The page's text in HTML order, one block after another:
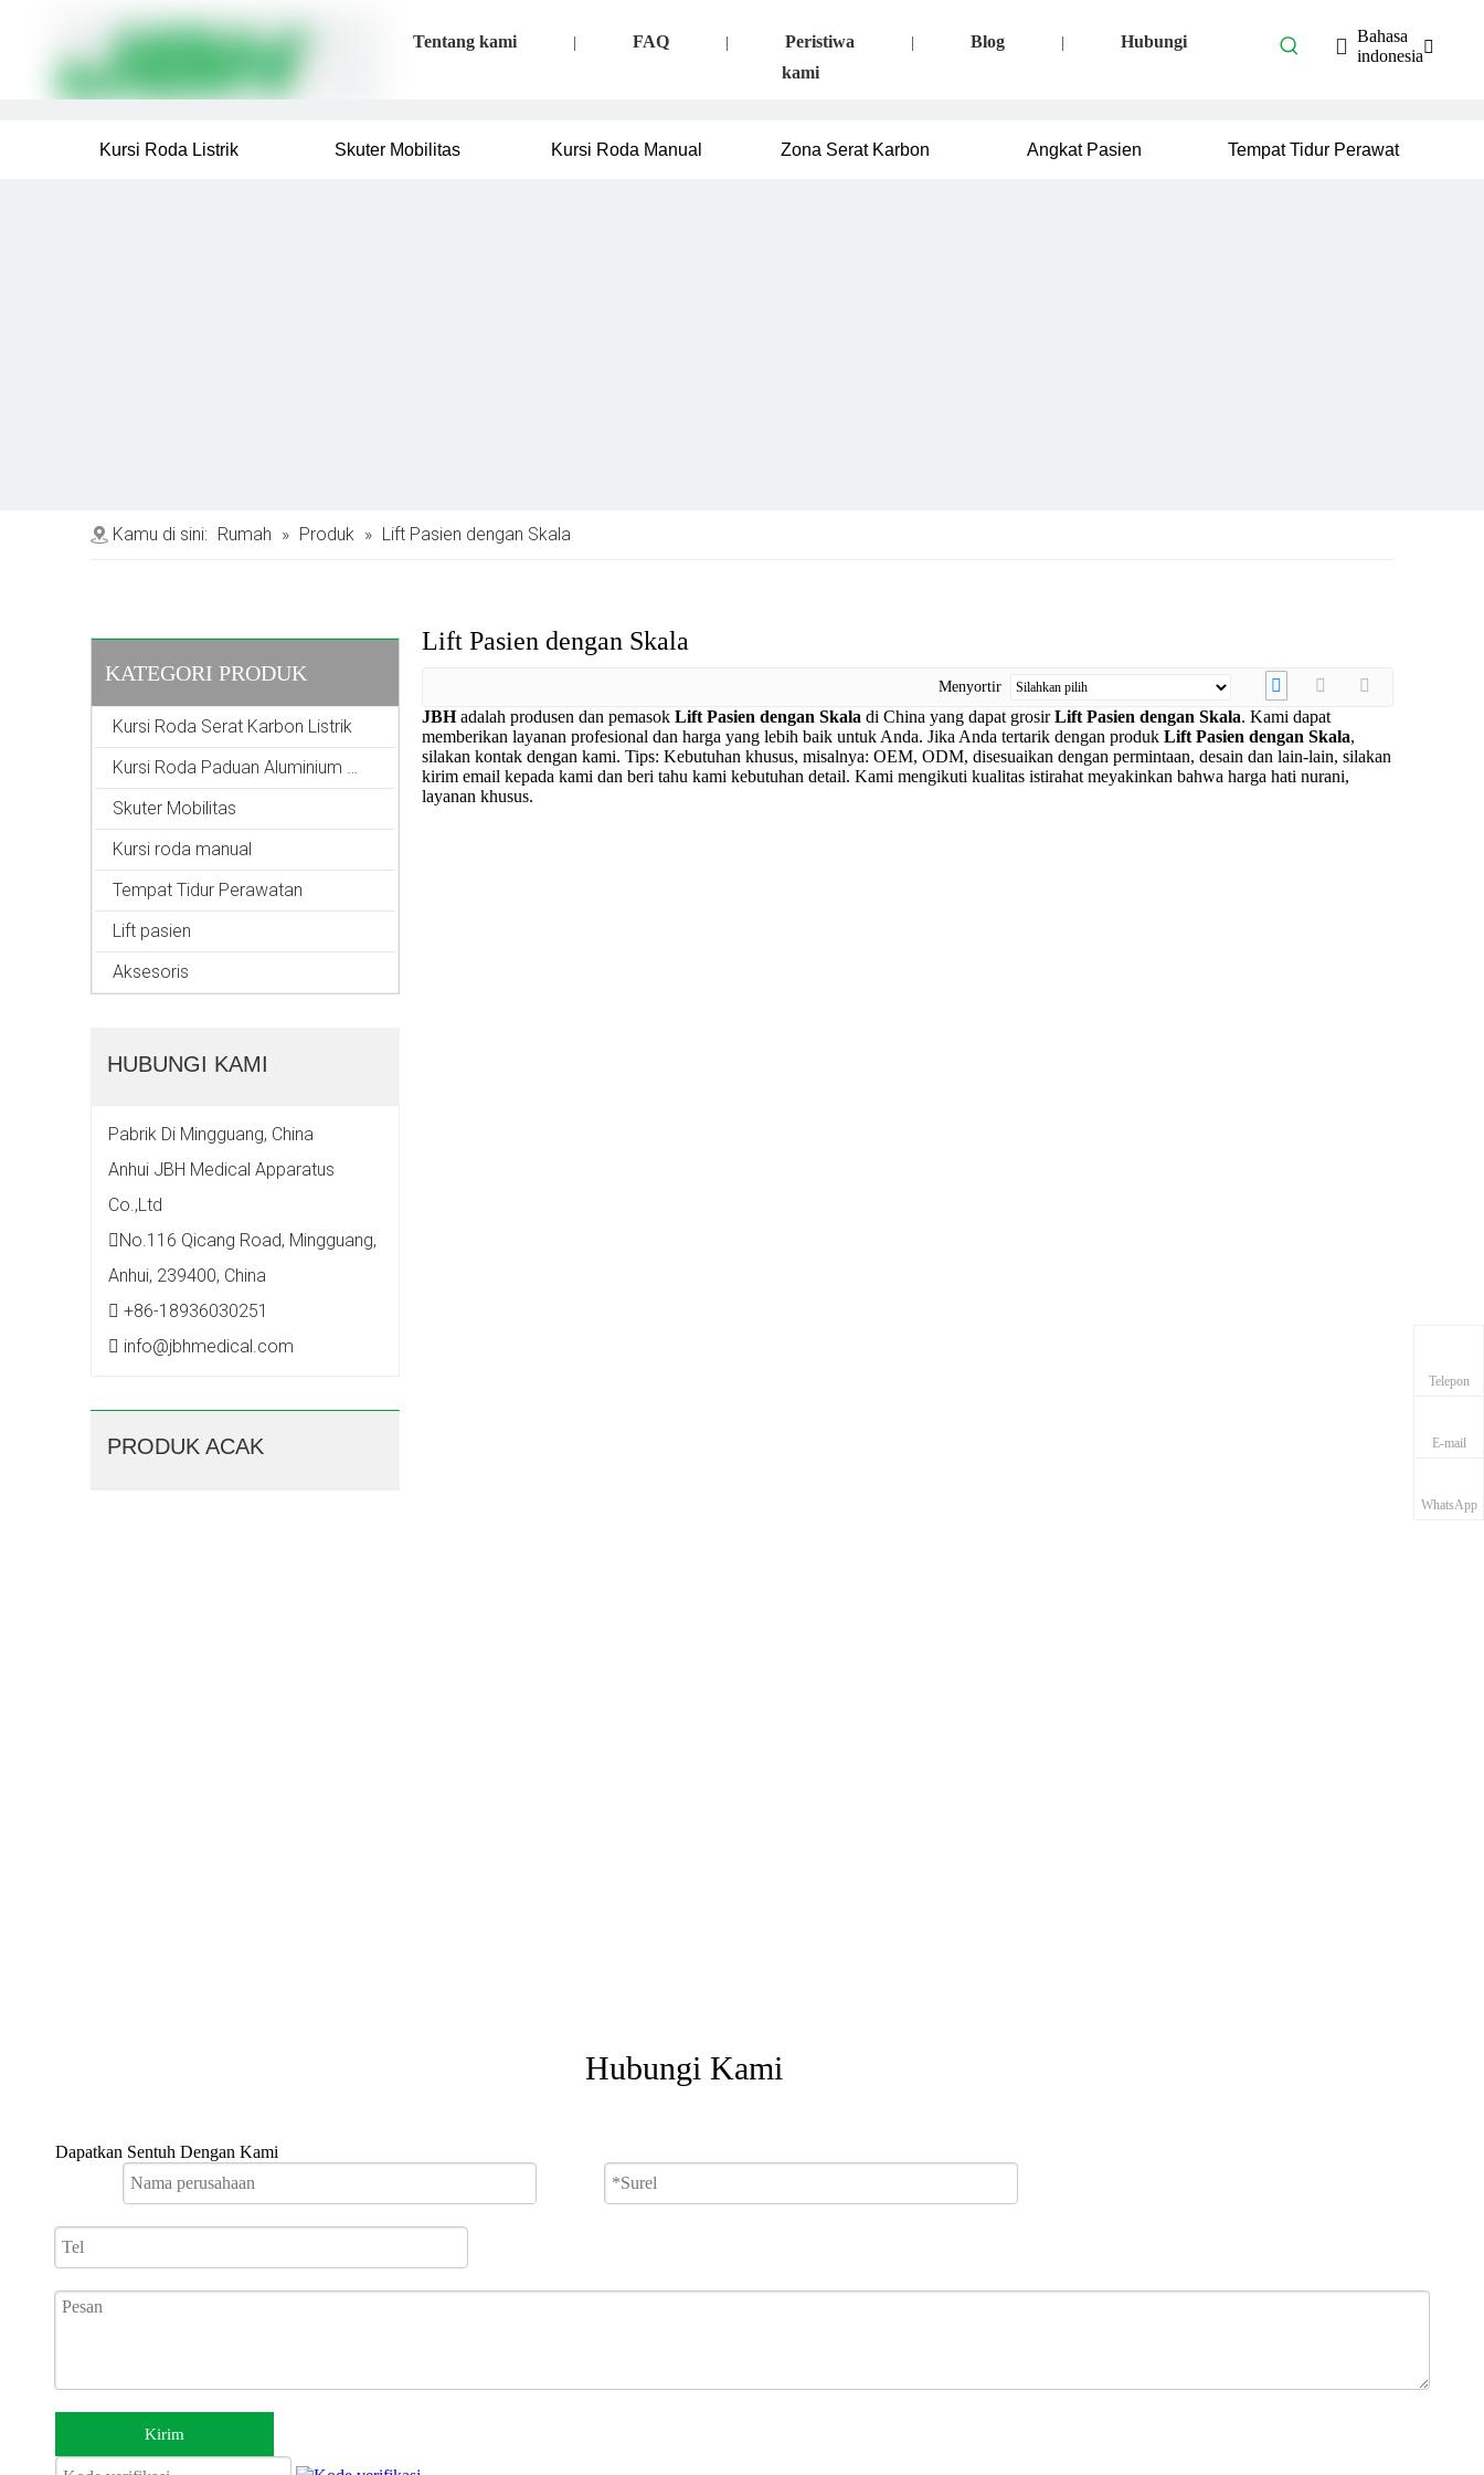
Tentang kami | FAQ | Peristiwa | Blog |
Hubungi
kami
Bahasa
indonesia
Kursi Roda Listrik Skuter Mobilitas Kursi Roda Manual Zona Serat Karbon Angkat Pasien Tempat Tidur Perawat
Kamu di sini: Rumah » Produk » Lift Pasien dengan Skala
KATEGORI PRODUK
Kursi Roda Serat Karbon Listrik
Kursi Roda Paduan Aluminium Listrik
Skuter Mobilitas
Kursi roda manual
Tempat Tidur Perawatan
Lift pasien
Aksesoris
HUBUNGI KAMI
Pabrik Di Mingguang, China
Anhui JBH Medical Apparatus
Co.,Ltd
No.116 Qicang Road, Mingguang,
Anhui, 239400, China
 +86-18936030251
 info@jbhmedical.com
PRODUK ACAK
Lift Pasien dengan Skala
Menyortir
JBHadalah produsen dan pemasok Lift Pasien dengan Skala di China yang dapat grosirLift Pasien dengan Skala. Kami dapat
memberikan layanan profesional dan harga yang lebih baik untuk Anda. Jika Anda tertarik dengan produk Lift Pasien dengan Skala,
silakan kontak dengan kami. Tips: Kebutuhan khusus, misalnya: OEM, ODM, disesuaikan dengan permintaan, desain dan lain-lain, silakan
kirim email kepada kami dan beri tahu kami kebutuhan detail. Kami mengikuti kualitas istirahat meyakinkan bahwa harga hati nurani,
layanan khusus.
Hubungi Kami
Telepon
E-mail
WhatsApp
Dapatkan Sentuh Dengan Kami
Kirim